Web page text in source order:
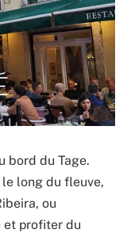
bord du Tage.
le long du fleuve,
ou
et profiter du